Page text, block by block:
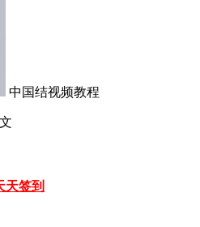
中国结视频教程
天签到